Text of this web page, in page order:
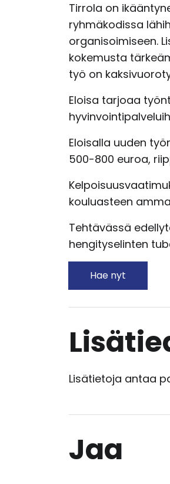
Tirrola on
ryhmäkodissa
organisoimiseen.
kokemusta
työ on
Eloisa tarjoaa
Eloisalla uuden
500-800 euroa,
kouluasteen
Tehtävässä
hengityselinten
Hae nyt
Lisätietoja antaa
Jaa